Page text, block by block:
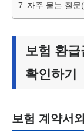
자주 묻는 질문
보험 환
확인하기
보험 계약서